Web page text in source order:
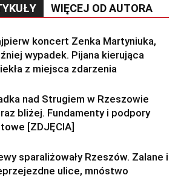
WIĘCEJ OD AUTORA
koncert Zenka Martyniuka,
wypadek. Pijana kierująca
z miejsca zdarzenia
nad Strugiem w Rzeszowie
bliżej. Fundamenty i podpory
[ZDJĘCIA]
sparaliżowały Rzeszów. Zalane i
ulice, mnóstwo